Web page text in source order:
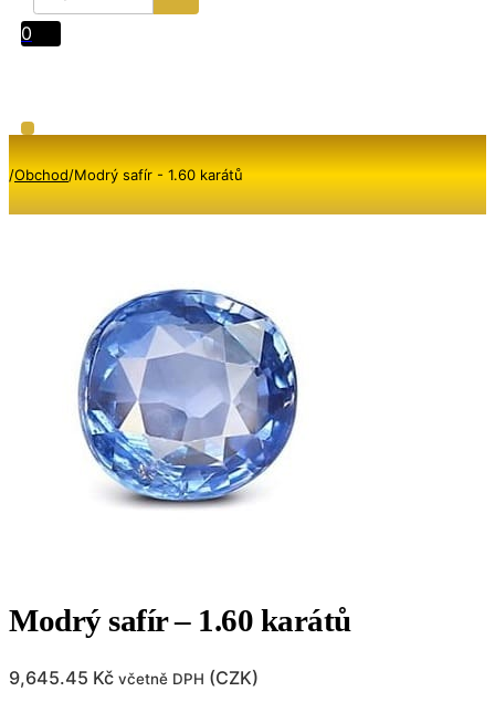
0
/Obchod/Modrý safír - 1.60 karátů
Modrý safír – 1.60 karátů
9,645.45 Kč včetně DPH (CZK)